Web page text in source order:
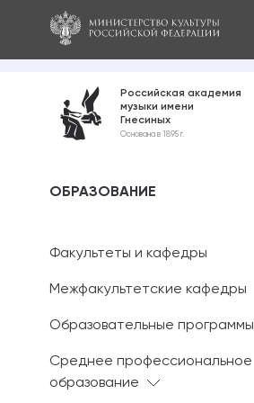
Российская академия
музыки имени
Гнесиных
Основана в 1895 г.
ОБРАЗОВАНИЕ
Факультеты и кафедры
Межфакультетские кафедры
Образовательные программы
Среднее профессиональное
образование